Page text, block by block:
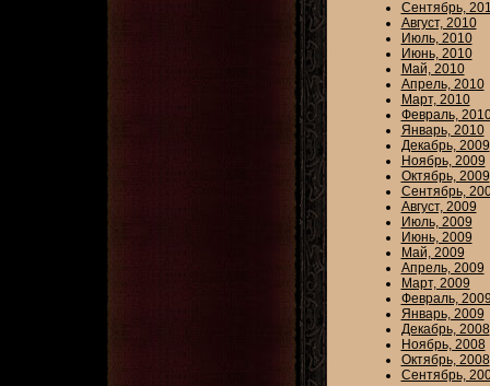
Сентябрь,
Август, 2010
Июль, 2010
Июнь, 2010
Май, 2010
Апрель, 2010
Март, 2010
Февраль,
Январь, 2010
Декабрь, 2009
Ноябрь, 2009
Октябрь, 2009
Сентябрь,
Август, 2009
Июль, 2009
Июнь, 2009
Май, 2009
Апрель, 2009
Март, 2009
Февраль, 2009
Январь, 2009
Декабрь, 2008
Ноябрь, 2008
Октябрь, 2008
Сентябрь,